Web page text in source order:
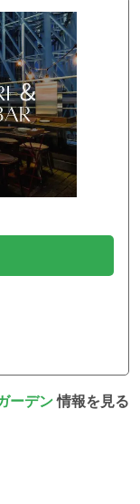
ーデン情報を見る